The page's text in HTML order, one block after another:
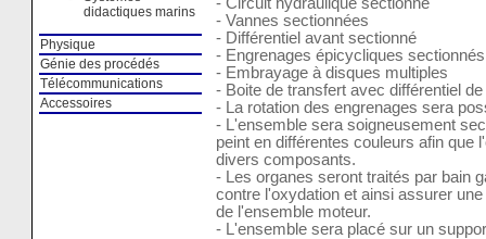
didactiques marins
Physique
Génie des procédés
Télécommunications
Accessoires
- Vannes sectionnées
- Différentiel avant sectionné
- Engrenages épicycliques sectionnés
- Embrayage à disques multiples
- Boite de transfert avec différentiel
- La rotation des engrenages sera
- L'ensemble sera soigneusement
peint en différentes couleurs afin que
divers composants.
- Les organes seront traités par bain
contre l'oxydation et ainsi assurer
de l'ensemble moteur.
- L'ensemble sera placé sur un